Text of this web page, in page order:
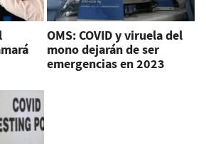
OMS: COVID y viruela del
mono dejarán de ser
emergencias en 2023